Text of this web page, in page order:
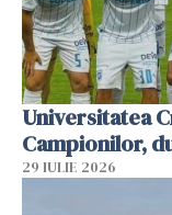
Universitatea
Campionilor,
29 IULIE 2026